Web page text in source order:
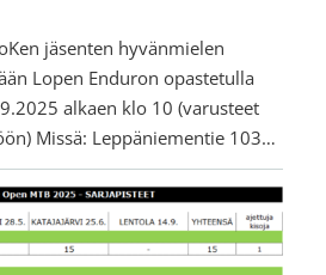
jäsenten hyvänmielen
Lopen Enduron opastetulla
alkaen klo 10 (varusteet
Missä: Leppäniementie 103…